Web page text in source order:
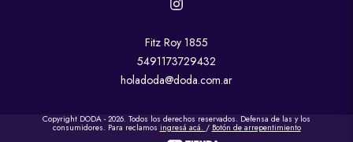
Fitz Roy 1855
5491173729432
holadoda@doda.com.ar
Copyright DODA - 2026. Todos los derechos reservados. Defensa de las y los
consumidores. Para reclamos ingresá acá. / Botón de arrepentimiento